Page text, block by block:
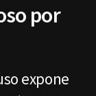
por
expone